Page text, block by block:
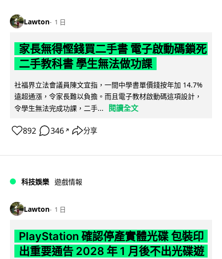
Lawton 1 日
家長無得慳錢買二手書 電子啟動碼鎖死
二手教科書 學生無法做功課
社福界立法會議員陳文宜指，一間中學書單價錢按年加 14.7%
遠超通漲，令家長難以負擔。而且電子教材啟動碼這項設計，
令學生無法完成功課，二手...
閱讀全文
892 346 ↗ 分享
科技娛樂 遊戲情報
Lawton 1 日
PlayStation 確認停產實體光碟 包裝印
出重要通告 2028 年 1 月後不出光碟遊